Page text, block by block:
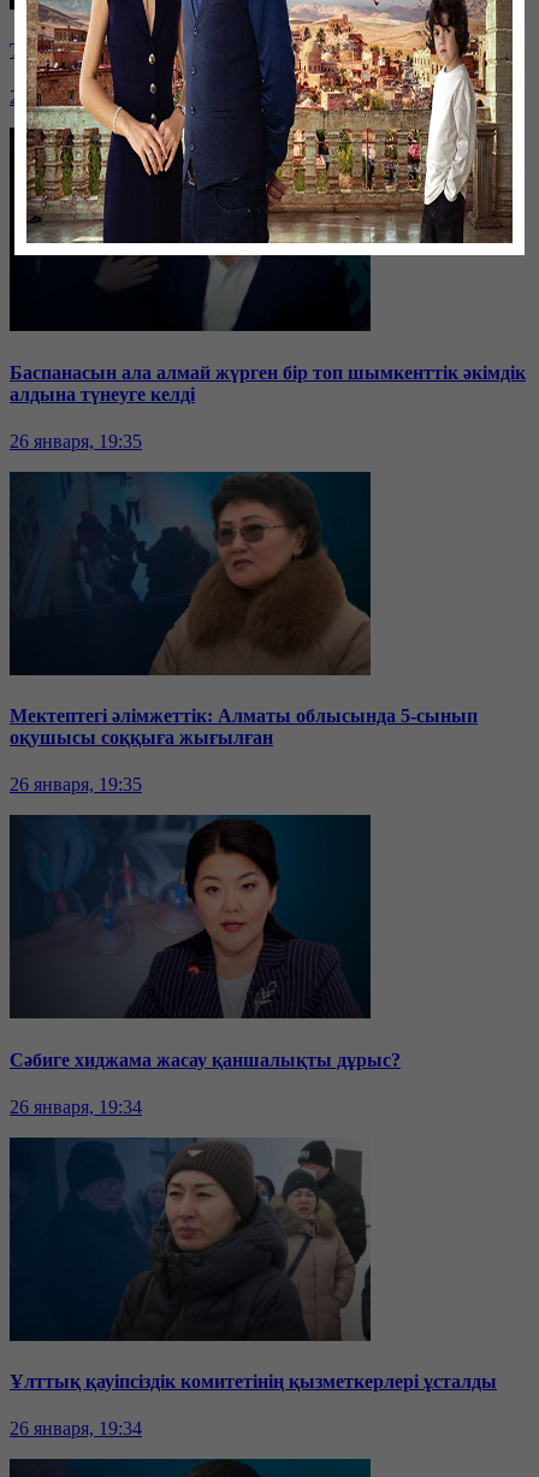
Таразда ТЭЦ қызметкерлері жалақы көтеруді талап етті
26 января, 19:36
Баспанасын ала алмай жүрген бір топ шымкенттік әкімдік
алдына түнеуге келді
26 января, 19:35
Мектептегі әлімжеттік: Алматы облысында 5-сынып
оқушысы соққыға жығылған
26 января, 19:35
Сәбиге хиджама жасау қаншалықты дұрыс?
26 января, 19:34
Ұлттық қауіпсіздік комитетінің қызметкерлері ұсталды
26 января, 19:34